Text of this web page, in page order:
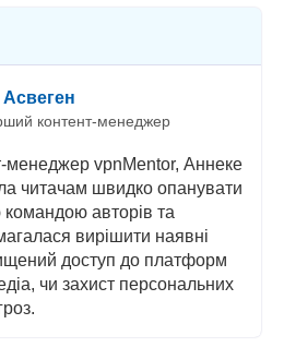
контент-менеджер
менеджер vpnMentor, Аннеке
читачам швидко опанувати
авторів та
вирішити наявні
доступ до платформ
чи захист персональних